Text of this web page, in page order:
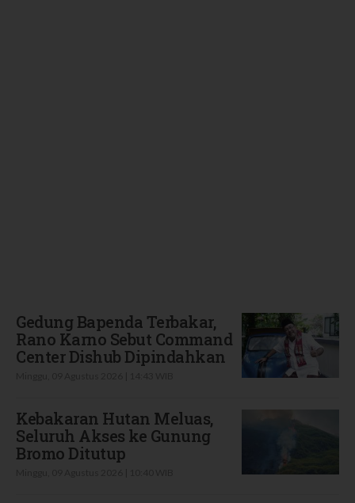
Gedung Bapenda Terbakar,
Rano Karno Sebut Command
Center Dishub Dipindahkan
Kebakaran Hutan Meluas,
Seluruh Akses ke Gunung
Bromo Ditutup